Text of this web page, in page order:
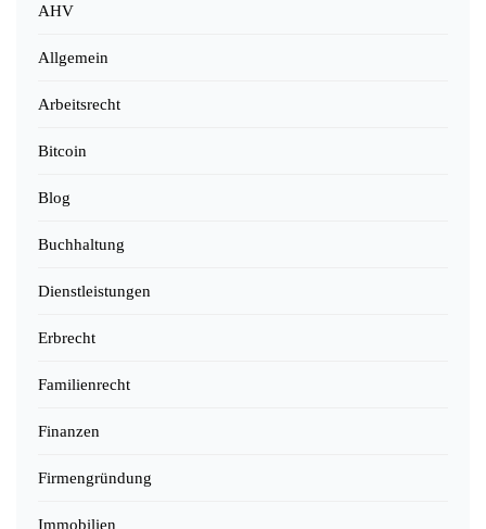
AHV
Allgemein
Arbeitsrecht
Bitcoin
Blog
Buchhaltung
Dienstleistungen
Erbrecht
Familienrecht
Finanzen
Firmengründung
Immobilien